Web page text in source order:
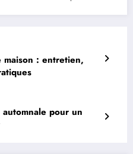
maison : entretien,
pour un